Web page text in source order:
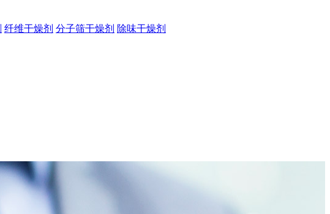
纤维干燥剂 分子筛干燥剂 除味干燥剂